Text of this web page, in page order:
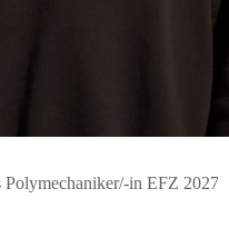
Polymechaniker/-in EFZ 2027